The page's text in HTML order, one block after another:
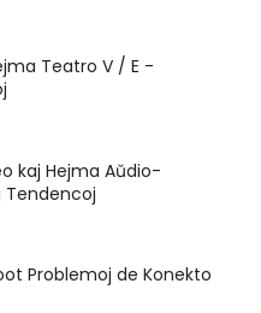
Teatro V / E -
kaj Hejma Aŭdio-
Tendencoj
Problemoj de Konekto